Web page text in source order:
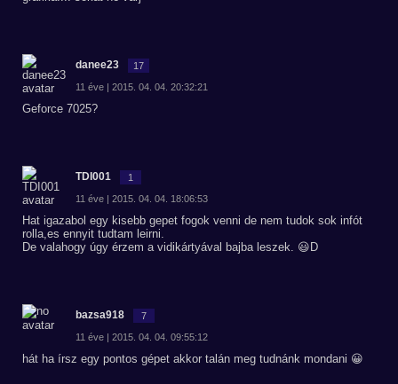
danee23 17
11 éve | 2015. 04. 04. 20:32:21
Geforce 7025?
TDI001 1
11 éve | 2015. 04. 04. 18:06:53
Hat igazabol egy kisebb gepet fogok venni de nem tudok sok infót
rolla,es ennyit tudtam leirni.
De valahogy úgy érzem a vidikártyával bajba leszek. 😃D
bazsa918 7
11 éve | 2015. 04. 04. 09:55:12
hát ha írsz egy pontos gépet akkor talán meg tudnánk mondani 😀